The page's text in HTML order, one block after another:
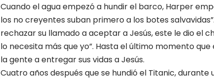
Cuando el agua empezó a hundir el barco, Harper
los no creyentes suban primero a los botes
rechazar su llamado a aceptar a Jesús, este le dio el
lo necesita más que yo”. Hasta el último momento
la gente a entregar sus vidas a Jesús.
Cuatro años después que se hundió el Titanic,